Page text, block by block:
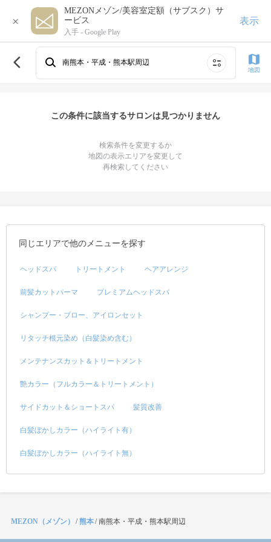
×
MEZONメゾン/美容室定額（サブスク）サ
ービス
入手 - Google Play
表示
南熊本・平成・熊本駅周辺
地図
この条件に該当するサロンは見つかりません
検索条件を変更するか
地図の表示エリアを変更して
再検索してください
同じエリアで他のメニューを探す
ヘッドスパ トリートメント ヘアアレンジ
前髪カットパーマ プレミアムヘッドスパ
シャンプー・ブロー、アイロンセット
リタッチ根元染め（白髪染め含む）
メンテナンスカット＆トリートメント
艶カラー（フルカラー＆トリートメント）
サイドカット＆ショートスパ 髪質改善
白髪ぼかしカラー（ハイライト有）
白髪ぼかしカラー（ハイライト無）
MEZON（メゾン） /熊本/南熊本・平成・熊本駅周辺